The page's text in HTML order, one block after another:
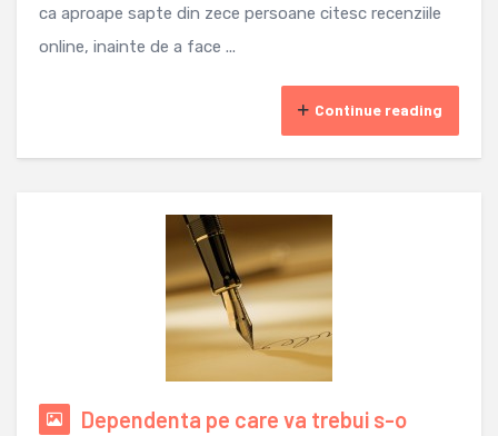
ca aproape sapte din zece persoane citesc recenziile
online, inainte de a face ...
Continue reading
Dependenta pe care va trebui s-o